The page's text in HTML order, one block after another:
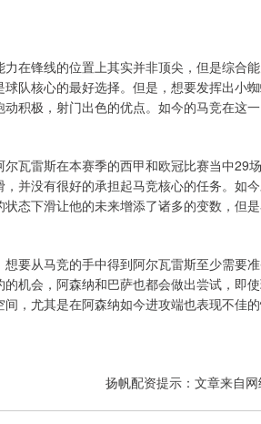
在锋线的位置上其实并非顶尖，但是综合
队核心的最好选择。但是，想要发挥出小
积极，射门出色的优点。如今的马竞在这
尔瓦雷斯在本赛季的西甲和欧冠比赛当中29
，并没有很好的承担起马竞核心的任务。如
状态下滑让他的未来增添了诸多的变数，但
想要从马竞的手中得到阿尔瓦雷斯至少需要
机会，阿森纳和巴萨也都会做出尝试，即
，尤其是在阿森纳如今进攻端也表现不佳
扬帆配资提示：文章来自网